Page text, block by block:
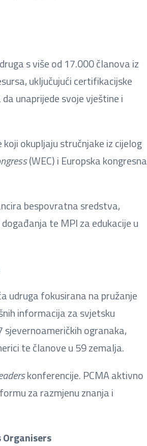
s više od 17.000 članova iz
uključujući certifikacijske
unaprijede svoje vještine i
okupljaju stručnjake iz cijelog
(WEC) i Europska kongresna
bespovratna sredstva,
te MPI za edukacije u
udruga fokusirana na pružanje
informacija za svjetsku
sjevernoameričkih ogranaka,
te članove u 59 zemalja.
konferencije. PCMA aktivno
za razmjenu znanja i